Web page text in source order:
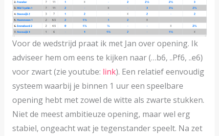
Voor de wedstrijd praat ik met Jan over opening. Ik
adviseer hem om eens te kijken naar (…b6, ..Pf6, ..e6)
voor zwart (zie youtube: link). Een relatief eenvoudig
systeem waarbij je binnen 1 uur een speelbare
opening hebt met zowel de witte als zwarte stukken.
Niet de meest ambitieuze opening, maar wel erg
stabiel, ongeacht wat je tegenstander speelt. Na zet